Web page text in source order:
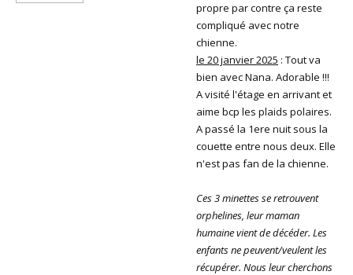
propre par contre ça reste
compliqué avec notre
chienne.
le 20 janvier 2025 : Tout va
bien avec Nana. Adorable !!!
A visité l'étage en arrivant et
aime bcp les plaids polaires.
A passé la 1ere nuit sous la
couette entre nous deux. Elle
n'est pas fan de la chienne.
Ces 3 minettes se retrouvent
orphelines, leur maman
humaine vient de décéder. Les
enfants ne peuvent/veulent les
récupérer. Nous leur cherchons